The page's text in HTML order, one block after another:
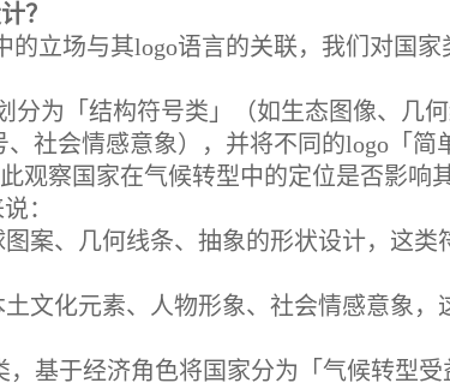
？
的立场与其logo语言的关联，我们对国家
分为「结构符号类」（如生态图像、几
、社会情感意象），并将不同的logo「简
观察国家在气候转型中的定位是否影响
：
案、几何线条、抽象的形状设计，这类
文化元素、人物形象、社会情感意象，
基于经济角色将国家分为「气候转型